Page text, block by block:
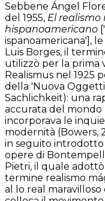
Sebbene Ángel
del 1955, El
hispanoamericano
ispanoamericana'],
Luis Borges, il
utilizzò per la prima
Realismus nel 1925
della 'Nuova
Sachlichkeit): una
accurata del mondo
incorporava le
modernità (Bowers,
in seguito introdotto
opere di
Pietri, il quale
termine realismo
al lo real